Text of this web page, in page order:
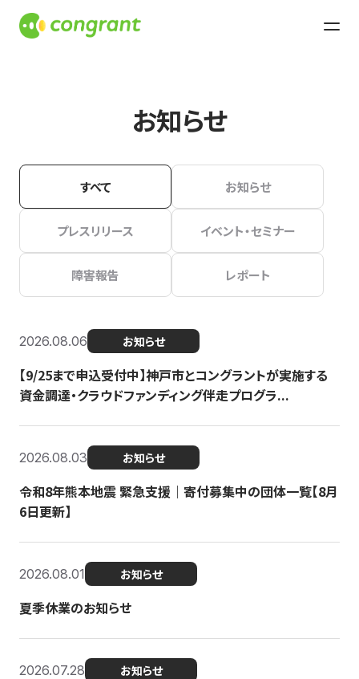
お知らせ
すべて お知らせ
プレスリリース イベント・セミナー
障害報告 レポート
2026.08.06 お知らせ
【9/25まで申込受付中】神戸市とコングラントが実施する
資金調達・クラウドファンディング伴走プログラ...
2026.08.03 お知らせ
令和8年熊本地震 緊急支援｜寄付募集中の団体一覧【8月
6日更新】
2026.08.01 お知らせ
夏季休業のお知らせ
2026.07.28 お知らせ